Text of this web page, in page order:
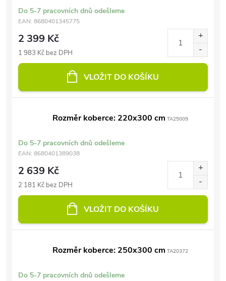
Do 5-7 pracovních dnů odešleme
EAN: 8680401345775
2 399 Kč
1 983 Kč bez DPH
VLOŽIT DO KOŠÍKU
Rozměr koberce: 220x300 cm TA25009
Do 5-7 pracovních dnů odešleme
EAN: 8680401389038
2 639 Kč
2 181 Kč bez DPH
VLOŽIT DO KOŠÍKU
Rozměr koberce: 250x300 cm TA20372
Do 5-7 pracovních dnů odešleme